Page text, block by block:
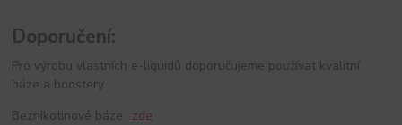
Doporučení:
Pro výrobu vlastních e-liquidů doporučujeme používat kvalitní
báze a boostery.
Beznikotinové báze ..zde